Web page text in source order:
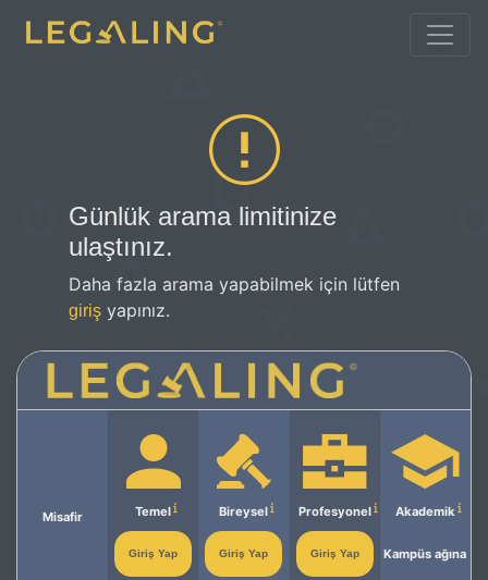
Günlük arama limitinize
ulaştınız.
Daha fazla arama yapabilmek için lütfen
giriş yapınız.
Misafir Temel
Giriş Yap
Bireysel
Giriş Yap
Profesyonel
Giriş Yap
Akademik
Kampüs ağına